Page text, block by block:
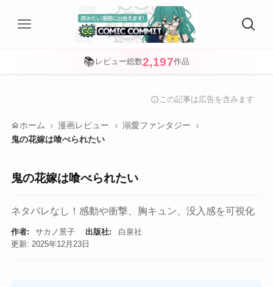
📚 レビュー総数2,197作品
info この記事は広告を含みます
home ホーム 漫画レビュー
溺愛ファンタジー
鬼の花嫁は喰べられたい
鬼の花嫁は喰べられたい
ネタバレなし！感動や衝撃、胸キュン、没入感を可視化
作者: サカノ景子 出版社:
白泉社
更新: 2025年12月23日